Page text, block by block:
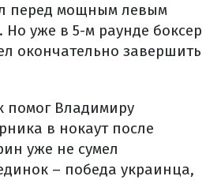
перед мощным левым
Но уже в 5-м раунде боксер
окончательно завершить
помог Владимиру
в нокаут после
уже не сумел
– победа украинца,